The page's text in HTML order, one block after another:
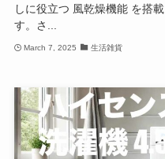
しに役立つ 風乾燥機能 を搭
す。さ...
March 7, 2025 生活雑貨